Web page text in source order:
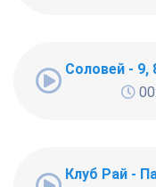
Соловей - 9,
Клуб Рай -